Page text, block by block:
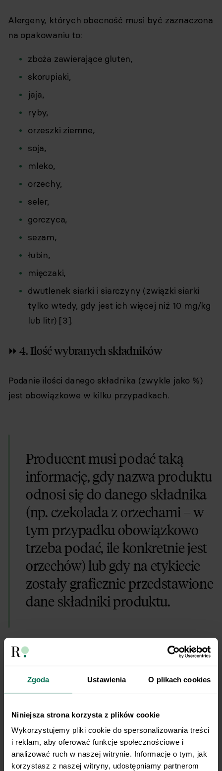
Zgoda Ustawienia O plikach cookies
Niniejsza strona korzysta z plików cookie
Wykorzystujemy pliki cookie do spersonalizowania treści
i reklam, aby oferować funkcje społecznościowe i
analizować ruch w naszej witrynie. Informacje o tym, jak
korzystasz z naszej witryny, udostępniamy partnerom
Alergeny, których obecność musi być zaznaczona
na opakowaniu to:
zboża zawierające gluten,
skorupiaki,
jaja,
ryby,
orzeszki ziemne,
soja,
mleko,
orzechy,
seler,
gorczyca,
sezam,
łubin,
mięczaki,
dwutlenek siarki i siarczyny (związki siarki
tylko wtedy, gdy jest ich więcej niż 10 mg/kg
lub litr) [3].
⏩ 4. Ilość wybranych składników
Podanie ilości danego składnika (zwykle jako %)
jest obowiązkowe w kilku przypadkach.
Producent musi podać taką
informację, gdy nazwa produktu
odnosi się do danego składnika
(np. czekolada z orzechami – w
tym przypadku obowiązkowo
trzeba podać, ile konkretnie jest
orzechów) lub gdy na etykiecie
zostały graficznie przedstawione
dane składniki produktu.
Sok multiwitamina, którego opakowanie zawiera
składników musi się znaleźć konkretna %
zawartość wszystkich wymienionych owoców.